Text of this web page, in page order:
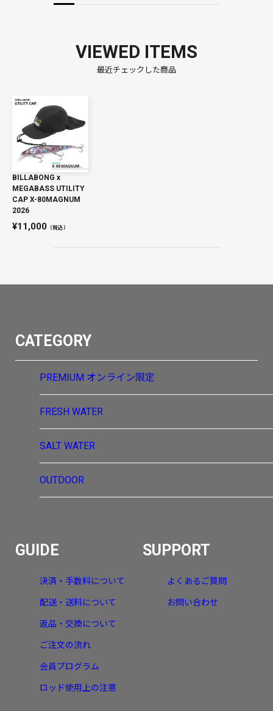
VIEWED ITEMS
最近チェックした商品
BILLABONG x
MEGABASS UTILITY
CAP X-80MAGNUM
2026
11,000 （税込）
CATEGORY
PREMIUM オンライン限定
FRESH WATER
SALT WATER
OUTDOOR
GUIDE
決済・手数料について
配送・送料について
返品・交換について
ご注文の流れ
会員プログラム
ロッド使用上の注意
SUPPORT
よくあるご質問
お問い合わせ